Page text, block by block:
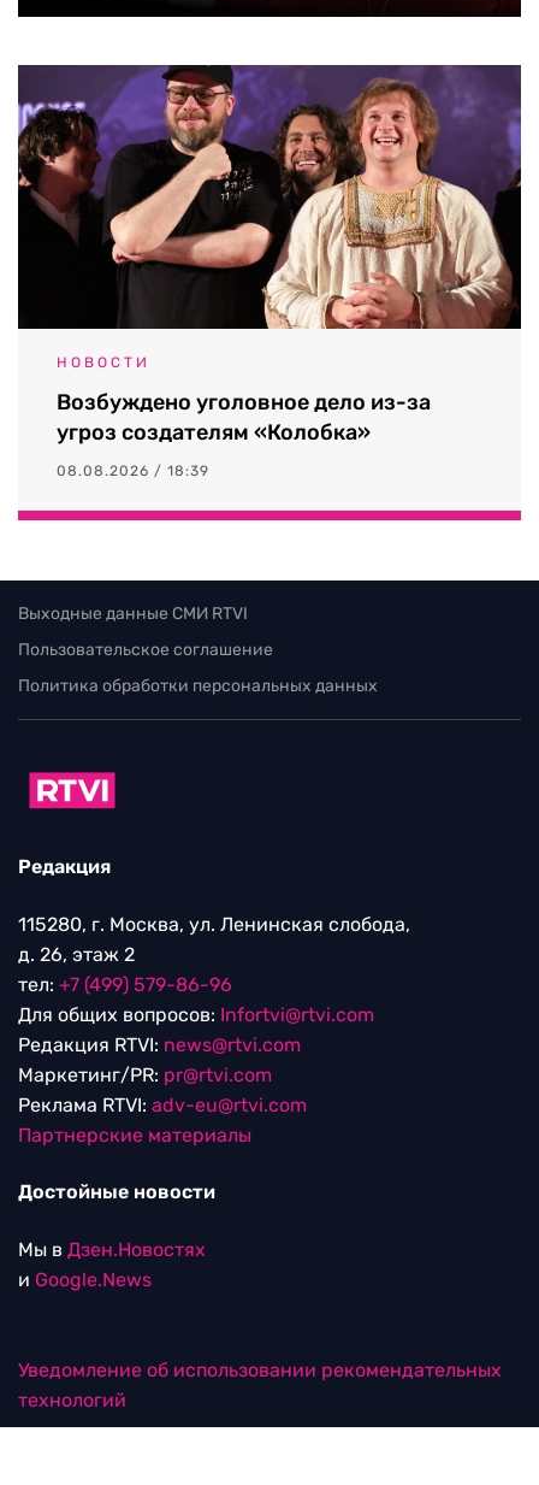
НОВОСТИ
Возбуждено уголовное дело из-за
угроз создателям «Колобка»
08.08.2026 / 18:39
Выходные данные СМИ RTVI
Пользовательское соглашение
Политика обработки персональных данных
Редакция
115280, г. Москва, ул. Ленинская слобода,
д. 26, этаж 2
тел: +7 (499) 579-86-96
Для общих вопросов: Infortvi@rtvi.com
Редакция RTVI: news@rtvi.com
Маркетинг/PR: pr@rtvi.com
Реклама RTVI: adv-eu@rtvi.com
Партнерские материалы
Достойные новости
Мы в Дзен.Новостях
и Google.News
Уведомление об использовании рекомендательных
технологий